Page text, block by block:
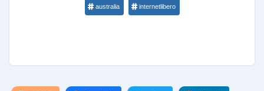
australia internetlibero